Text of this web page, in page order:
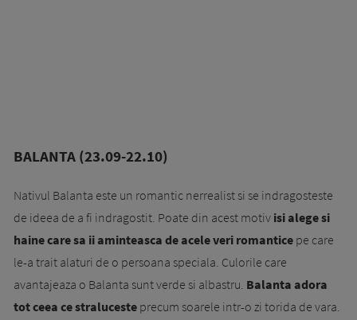
BALANTA (23.09-22.10)
Nativul Balanta este un romantic nerrealist si se indragosteste
de ideea de a fi indragostit. Poate din acest motiv isi alege si
haine care sa ii aminteasca de acele veri romantice pe care
le-a trait alaturi de o persoana speciala. Culorile care
avantajeaza o Balanta sunt verde si albastru. Balanta adora
tot ceea ce straluceste precum soarele intr-o zi torida de vara.